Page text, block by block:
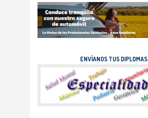
ENVÍANOS TUS DIPLOMAS